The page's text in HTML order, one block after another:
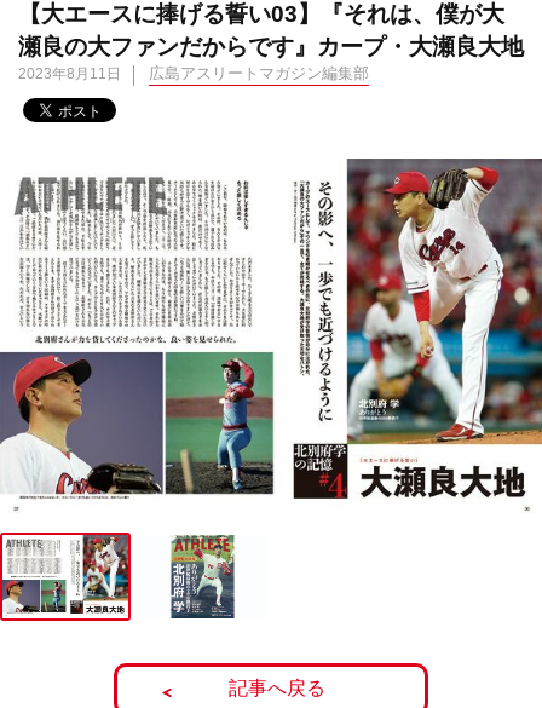
【大エースに捧げる誓い03】『それは、僕が大
瀬良の大ファンだからです』カープ・大瀬良大地
2023年8月11日 広島アスリートマガジン編集部
記事へ戻る